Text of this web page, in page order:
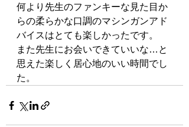
何より先生のファンキーな見た目か
らの柔らかな口調のマシンガンアド
バイスはとても楽しかったです。
また先生にお会いできていいな…と
思えた楽しく居心地のいい時間でし
た。